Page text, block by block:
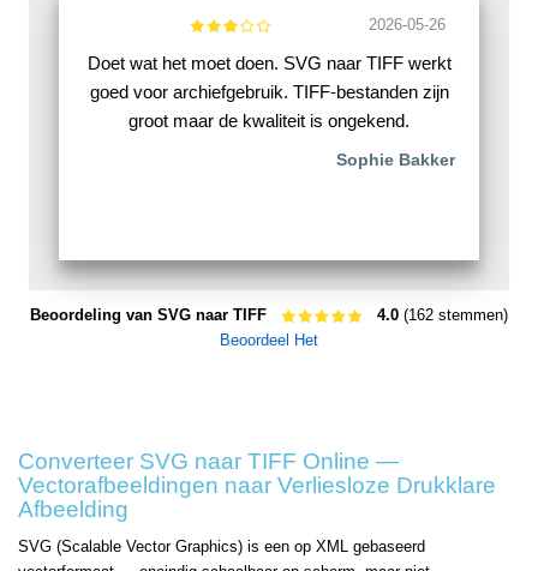
2026-05-26
Doet wat het moet doen. SVG naar TIFF werkt
goed voor archiefgebruik. TIFF-bestanden zijn
groot maar de kwaliteit is ongekend.
Sophie Bakker
Beoordeling van SVG naar TIFF 4.0 (162 stemmen)
Beoordeel Het
Converteer SVG naar TIFF Online —
Vectorafbeeldingen naar Verliesloze Drukklare
Afbeelding
SVG (Scalable Vector Graphics) is een op XML gebaseerd